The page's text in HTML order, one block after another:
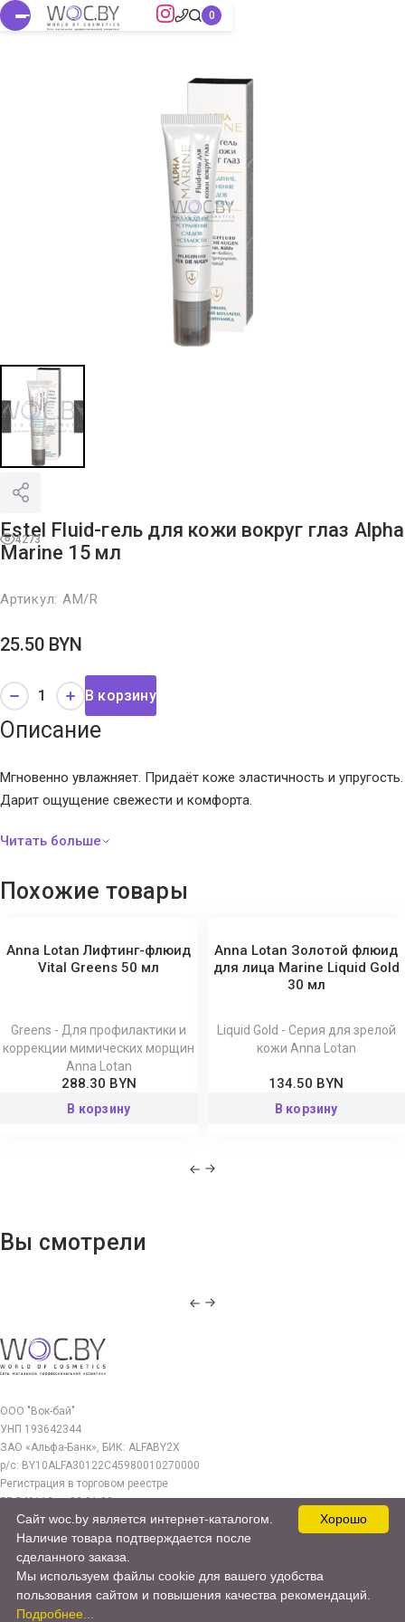
4273
Estel Fluid-гель для кожи вокруг глаз Alpha
Marine 15 мл
Артикул: AM/R
25.50 BYN
В корзину
Описание
Мгновенно увлажняет. Придаёт коже эластичность и упругость.
Дарит ощущение свежести и комфорта.
Похожие товары
Anna Lotan Лифтинг-флюид
Vital Greens 50 мл
Greens - Для профилактики и
коррекции мимических морщин
Anna Lotan
288.30 BYN
В корзину
Anna Lotan Золотой флюид
для лица Marine Liquid Gold
30 мл
Liquid Gold - Серия для зрелой
кожи Anna Lotan
134.50 BYN
В корзину
Вы смотрели
ООО "Вок-бай"
УНП 193642344
ЗАО «Альфа-Банк», БИК: ALFABY2X
р/с: BY10ALFA30122C45980010270000
Регистрация в торговом реестре
РБ 549112 от 03.01.23г.
Юр. адрес:
220140, г. Минск, ул. Бурдейного 22, оф.212
woc.by@yandex.by
© 2017—2026 WOC.BY
Хорошо
Сайт woc.by является интернет-каталогом.
Наличие товара подтверждается после
сделанного заказа.
Мы используем файлы cookie для вашего удобства
пользования сайтом и повышения качества рекомендаций.
Подробнее...